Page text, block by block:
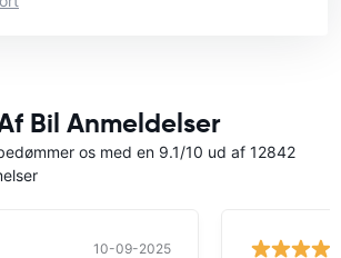
Bil Anmeldelser
os med en 9.1/10 ud af 12842
10-09-2025